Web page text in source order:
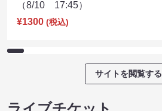
（8/10 17:45）
¥1300 (税込)
サイトを閲覧する